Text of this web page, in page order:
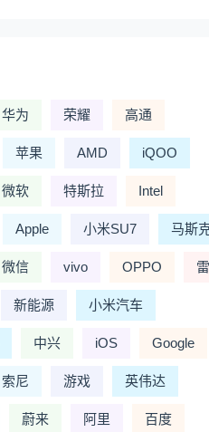
华为 荣耀 高通
苹果 AMD iQOO
微软 特斯拉 Intel
Apple 小米SU7 马斯
微信 vivo OPPO
新能源 小米汽车
中兴 iOS Google
索尼 游戏 英伟达
蔚来 阿里 百度